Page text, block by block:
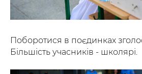
Поборотися в поєдинках
Більшість учасників - школярі.